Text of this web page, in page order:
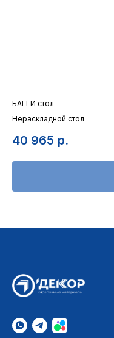
БАГГИ стол
Нераскладной стол
40 965 р.